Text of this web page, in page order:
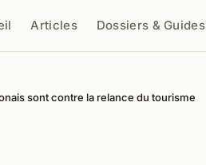
Articles Dossiers & Guides
Chercher
sont contre la relance du tourisme